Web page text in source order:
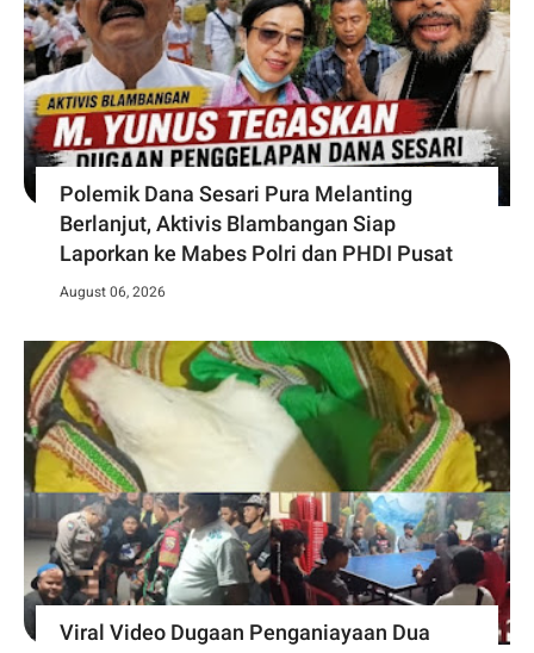
Polemik Dana Sesari Pura Melanting
Berlanjut, Aktivis Blambangan Siap
Laporkan ke Mabes Polri dan PHDI Pusat
August 06, 2026
Viral Video Dugaan Penganiayaan Dua